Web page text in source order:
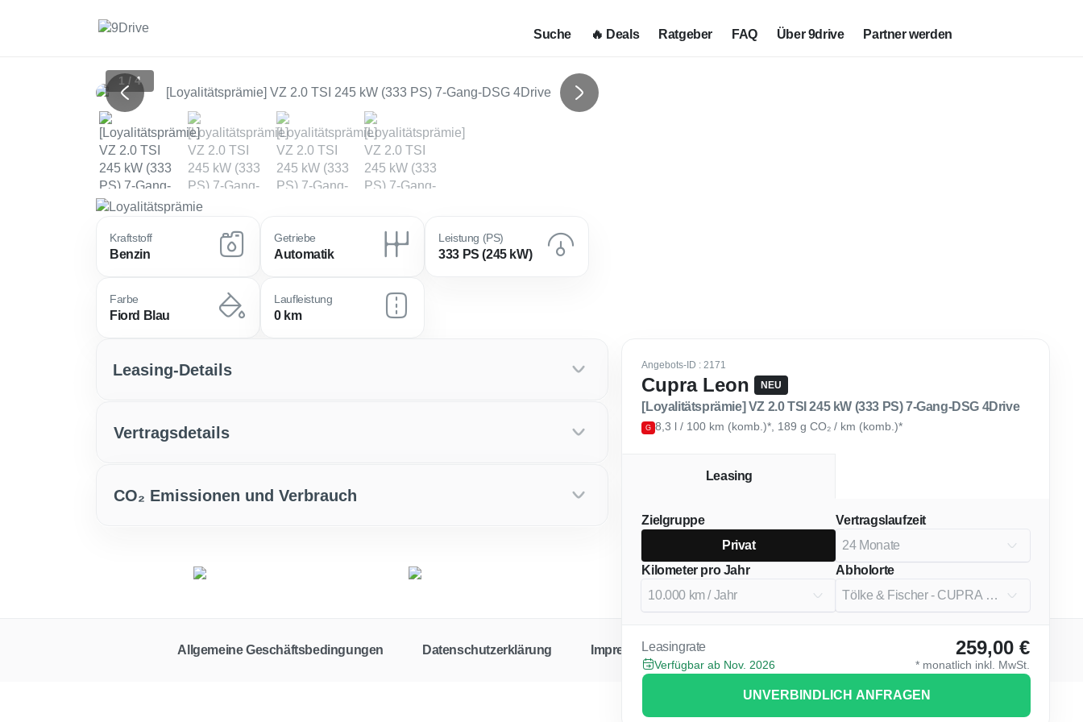
Suche 🔥 Deals Ratgeber FAQ Über 9drive Partner werden
Previous Next
1 / 4
Kraftstoff
Benzin
Getriebe
Automatik
Leistung (PS)
333 PS (245 kW)
Farbe
Fiord Blau
Laufleistung
0 km
Angebots-ID : 2171
Cupra Leon NEU
[Loyalitätsprämie] VZ 2.0 TSI 245 kW (333 PS) 7-Gang-DSG 4Drive
G 8,3 l / 100 km (komb.)*, 189 g CO₂ / km (komb.)*
Leasing
Zielgruppe
Privat
Vertragslaufzeit
Kilometer pro Jahr Abholorte
Leasingrate
Verfügbar ab Nov. 2026
259,00 €
* monatlich inkl. MwSt.
UNVERBINDLICH ANFRAGEN
Leasing-Details
Vertragsdetails
CO₂ Emissionen und Verbrauch
Allgemeine Geschäftsbedingungen Datenschutzerklärung Impressum Cookie-Einstellungen